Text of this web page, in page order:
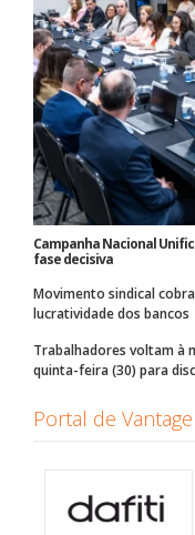
Campanha Nacional
fase decisiva
Movimento sindical
lucratividade dos bancos
Trabalhadores voltam à
quinta-feira (30) para
Portal de